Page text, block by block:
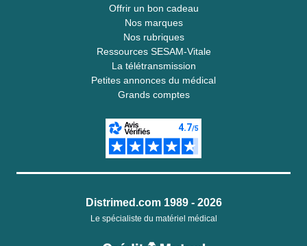
Offrir un bon cadeau
Nos marques
Nos rubriques
Ressources SESAM-Vitale
La télétransmission
Petites annonces du médical
Grands comptes
Distrimed.com 1989 - 2026
Le spécialiste du matériel médical